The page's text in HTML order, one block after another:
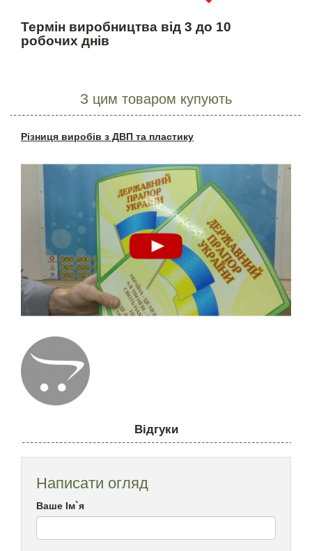
Термін виробництва від 3 до 10
робочих днів
З цим товаром купують
Різниця виробів з ДВП та пластику
Відгуки
Написати огляд
Ваше Ім`я